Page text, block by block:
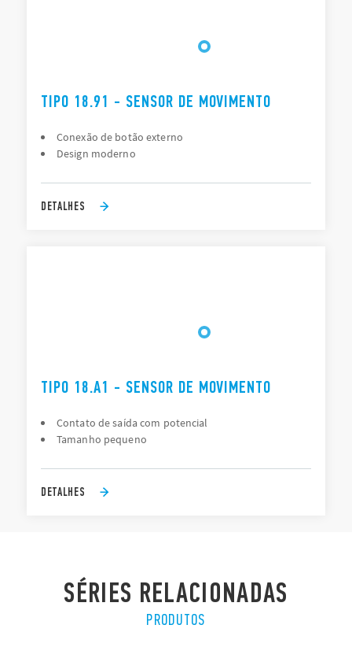
TIPO 18.91 - SENSOR DE MOVIMENTO
Conexão de botão externo
Design moderno
DETALHES
TIPO 18.A1 - SENSOR DE MOVIMENTO
Contato de saída com potencial
Tamanho pequeno
DETALHES
SÉRIES RELACIONADAS
PRODUTOS